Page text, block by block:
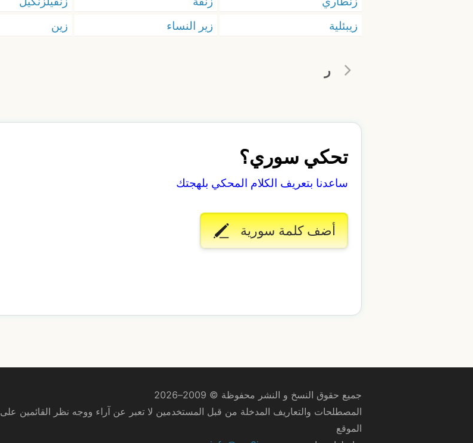
زيبئلية
زير النساء زين
ر
تحكي سوري؟
ساعدنا بتعريف الكلام المحكي بلهجتك
أضف كلمة سورية
جميع حقوق النسخ و النشر محفوظة © 2009–2026
المصطلحات والتعاريف المدخلة من قبل المستخدمين لا تعبر عن آراء ووجه نظر القائمين على
الموقع